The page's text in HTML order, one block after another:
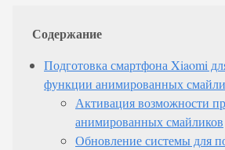
Содержание
Подготовка смартфона Xiaomi
функции анимированных
Активация возможности
анимированных смайликов
Обновление системы для